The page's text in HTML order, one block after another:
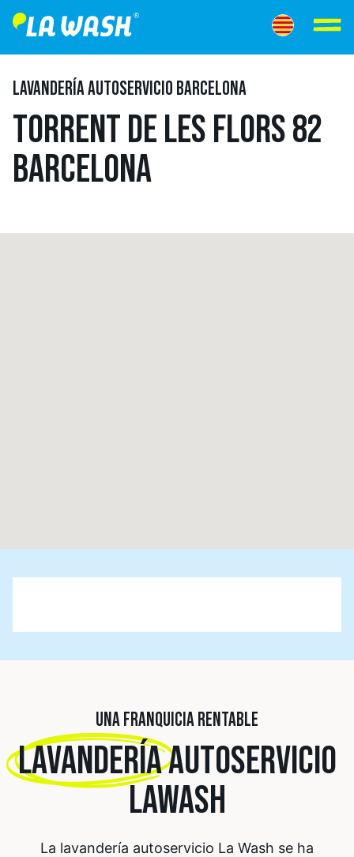
LAVANDERÍA AUTOSERVICIO BARCELONA
TORRENT DE LES FLORS 82
BARCELONA
UNA FRANQUICIA RENTABLE
LAVANDERÍAAUTOSERVICIO
LAWASH
La lavandería autoservicio La Wash se ha